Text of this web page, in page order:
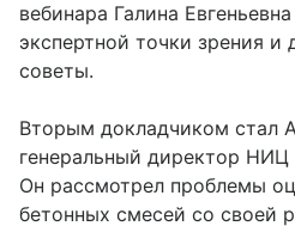
вебинара Галина
экспертной точки зрения и
советы.
Вторым докладчиком стал
генеральный директор
Он рассмотрел проблемы
бетонных смесей со своей